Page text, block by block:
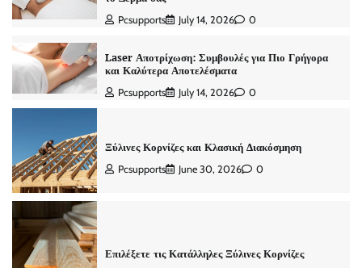
Pcsupports July 14, 2026 0
Laser Αποτρίχωση: Συμβουλές για Πιο Γρήγορα
και Καλύτερα Αποτελέσματα
Pcsupports July 14, 2026 0
Ξύλινες Κορνίζες και Κλασική Διακόσμηση
Pcsupports June 30, 2026 0
Επιλέξετε τις Κατάλληλες Ξύλινες Κορνίζες